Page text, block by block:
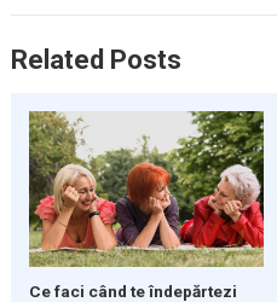
Related Posts
Ce faci când te îndepărtezi